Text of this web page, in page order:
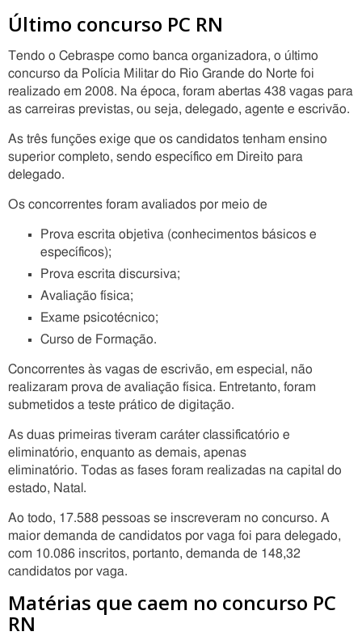
Último concurso PC RN
Tendo o Cebraspe como banca organizadora, o último
concurso da Polícia Militar do Rio Grande do Norte foi
realizado em 2008. Na época, foram abertas 438 vagas para
as carreiras previstas, ou seja, delegado, agente e escrivão.
As três funções exige que os candidatos tenham ensino
superior completo, sendo específico em Direito para
delegado.
Os concorrentes foram avaliados por meio de
Prova escrita objetiva (conhecimentos básicos e
específicos);
Prova escrita discursiva;
Avaliação física;
Exame psicotécnico;
Curso de Formação.
Concorrentes às vagas de escrivão, em especial, não
realizaram prova de avaliação física. Entretanto, foram
submetidos a teste prático de digitação.
As duas primeiras tiveram caráter classificatório e
eliminatório, enquanto as demais, apenas
eliminatório. Todas as fases foram realizadas na capital do
estado, Natal.
Ao todo, 17.588 pessoas se inscreveram no concurso. A
maior demanda de candidatos por vaga foi para delegado,
com 10.086 inscritos, portanto, demanda de 148,32
candidatos por vaga.
Matérias que caem no concurso PC
RN